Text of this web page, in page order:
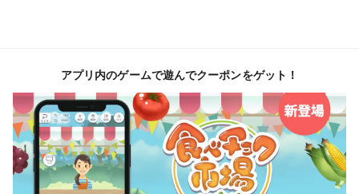
アプリ内のゲームで遊んでクーポンをゲット！